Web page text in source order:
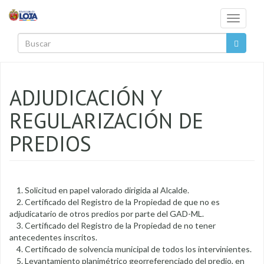
Toggle
ADJUDICACIÓN Y
REGULARIZACIÓN DE
PREDIOS
1. Solicitud en papel valorado dirigida al Alcalde.
2. Certificado del Registro de la Propiedad de que no es
adjudicatario de otros predios por parte del GAD-ML.
3. Certificado del Registro de la Propiedad de no tener
antecedentes inscritos.
4. Certificado de solvencia municipal de todos los intervinientes.
5. Levantamiento planimétrico georreferenciado del predio, en